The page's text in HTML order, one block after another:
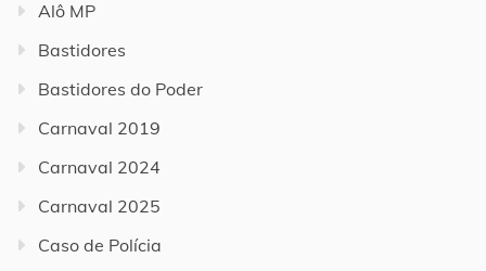
Alô MP
Bastidores
Bastidores do Poder
Carnaval 2019
Carnaval 2024
Carnaval 2025
Caso de Polícia